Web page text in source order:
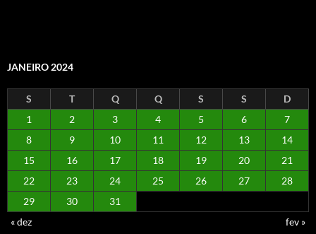
JANEIRO 2024
S T Q Q S S
D
1
2 3 4 5 6
7
8
9 10 11 12 13
14
15
16 17 18 19 20
21
22
23 24 25 26 27
28
29
30
31
« dez
fev »